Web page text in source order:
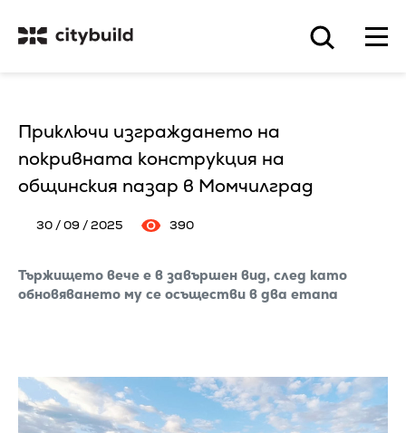
Приключи изграждането на
покривната конструкция на
общинския пазар в Момчилград
30 / 09 / 2025 390
Тържището вече е в завършен вид, след като
обновяването му се осъществи в два етапа